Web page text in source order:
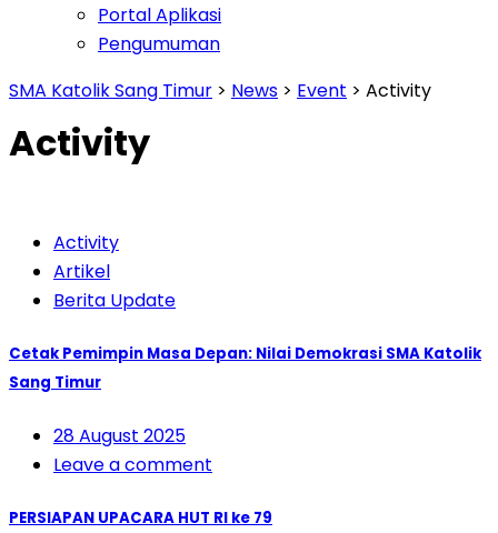
Portal Aplikasi
Pengumuman
SMA Katolik Sang Timur > News > Event > Activity
Activity
Activity
Artikel
Berita Update
Cetak Pemimpin Masa Depan: Nilai Demokrasi SMA Katolik
Sang Timur
28 August 2025
Leave a comment
PERSIAPAN UPACARA HUT RI ke 79